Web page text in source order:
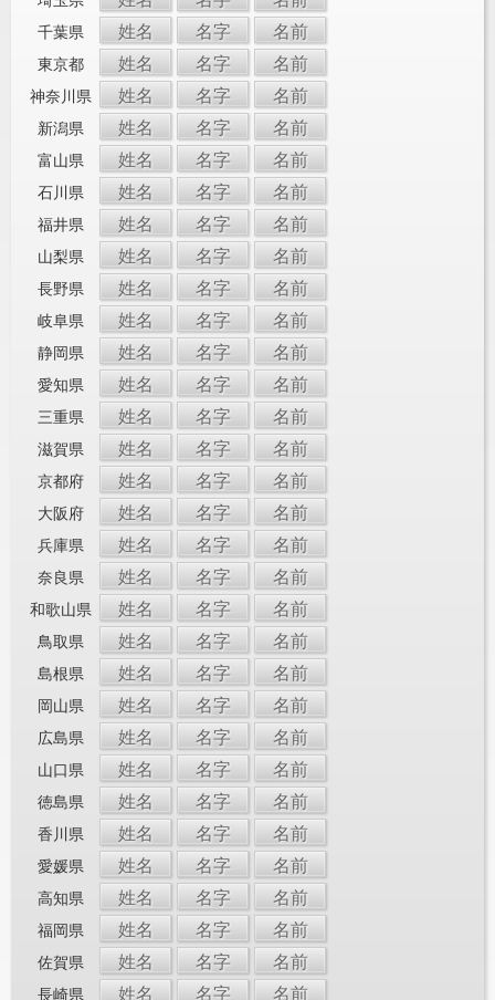
千葉県 姓名 名字 名前
東京都 姓名 名字 名前
神奈川県 姓名 名字 名前
新潟県 姓名 名字 名前
富山県 姓名 名字 名前
石川県 姓名 名字 名前
福井県 姓名 名字 名前
山梨県 姓名 名字 名前
長野県 姓名 名字 名前
岐阜県 姓名 名字 名前
静岡県 姓名 名字 名前
愛知県 姓名 名字 名前
三重県 姓名 名字 名前
滋賀県 姓名 名字 名前
京都府 姓名 名字 名前
大阪府 姓名 名字 名前
兵庫県 姓名 名字 名前
奈良県 姓名 名字 名前
和歌山県 姓名 名字 名前
鳥取県 姓名 名字 名前
島根県 姓名 名字 名前
岡山県 姓名 名字 名前
広島県 姓名 名字 名前
山口県 姓名 名字 名前
徳島県 姓名 名字 名前
香川県 姓名 名字 名前
愛媛県 姓名 名字 名前
高知県 姓名 名字 名前
福岡県 姓名 名字 名前
佐賀県 姓名 名字 名前
長崎県 姓名 名字 名前